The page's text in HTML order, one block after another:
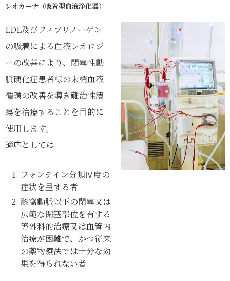
レオカーナ（吸着型血液浄化器）
LDL及びフィブリノーゲン
の吸着による血液レオロジ
ーの改善により、閉塞性動
脈硬化症患者様の末梢血液
循環の改善を導き難治性潰
瘍を治療することを目的に
使用します。
適応としては
フォンテイン分類Ⅳ度の
症状を呈する者
膝窩動脈以下の閉塞又は
広範な閉塞部位を有する
等外科的治療又は血管内
治療が困難で、かつ従来
の薬物療法では十分な効
果を得られない者